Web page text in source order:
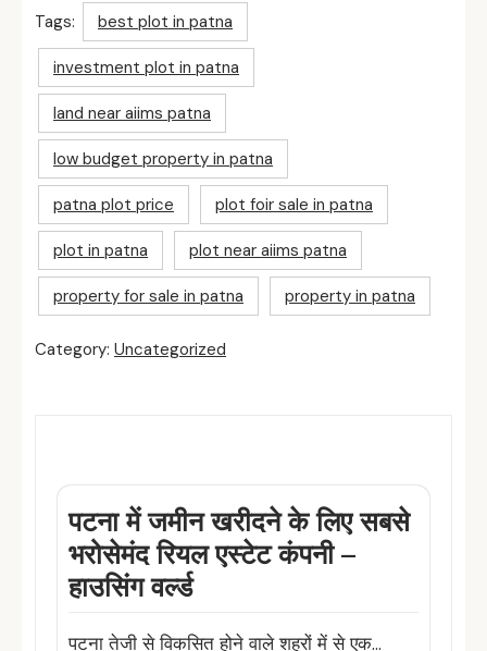
Tags: best plot in patna
investment plot in patna
land near aiims patna
low budget property in patna
patna plot price plot foir sale in patna
plot in patna plot near aiims patna
property for sale in patna property in patna
Category: Uncategorized
पटना में जमीन खरीदने के लिए सबसे
भरोसेमंद रियल एस्टेट कंपनी –
हाउसिंग वर्ल्ड
पटना तेजी से विकसित होने वाले शहरों में से एक…